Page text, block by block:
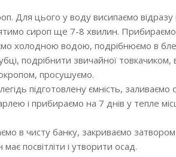
Для цього у воду висипаємо
сироп ще 7-8 хвилин.
холодною водою, подрібнюємо в
подрібнити звичайної товкачиком,
просушуємо.
підготовлену ємність,
і прибираємо на 7 днів у тепле
в чисту банку, закриваємо
посвітліти і утворити осад.